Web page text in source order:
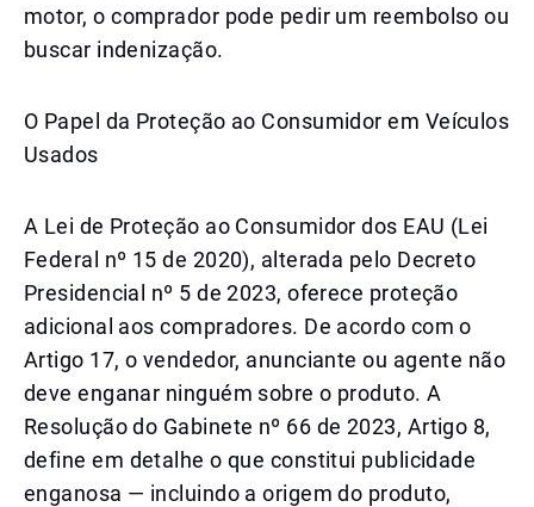
motor, o comprador pode pedir um reembolso ou
buscar indenização.
O Papel da Proteção ao Consumidor em Veículos
Usados
A Lei de Proteção ao Consumidor dos EAU (Lei
Federal nº 15 de 2020), alterada pelo Decreto
Presidencial nº 5 de 2023, oferece proteção
adicional aos compradores. De acordo com o
Artigo 17, o vendedor, anunciante ou agente não
deve enganar ninguém sobre o produto. A
Resolução do Gabinete nº 66 de 2023, Artigo 8,
define em detalhe o que constitui publicidade
enganosa — incluindo a origem do produto,